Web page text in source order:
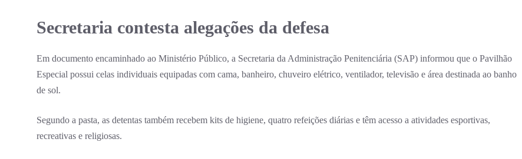
Secretaria contesta alegações da defesa
Em documento encaminhado ao Ministério Público, a Secretaria da Administração Penitenciária (SAP) informou que o Pavilhão
Especial possui celas individuais equipadas com cama, banheiro, chuveiro elétrico, ventilador, televisão e área destinada ao banho
de sol.
Segundo a pasta, as detentas também recebem kits de higiene, quatro refeições diárias e têm acesso a atividades esportivas,
recreativas e religiosas.